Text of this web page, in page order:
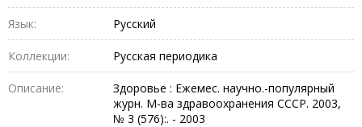
Язык: Русский
Коллекции: Русская периодика
Описание:
Здоровье : Ежемес. научно.-популярный
журн. М-ва здравоохранения СССР. 2003,
№ 3 (576):. - 2003